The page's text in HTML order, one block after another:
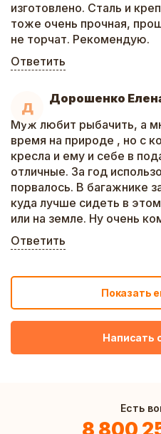
изготовлено. Сталь и
тоже очень прочная,
не торчат. Рекомендую.
Ответить
Д
Дорошенко
Муж любит рыбачить, а
время на природе , но с
кресла и ему и себе в
отличные. За год
порвалось. В багажнике
куда лучше сидеть в
или на земле. Ну очень
Ответить
Показать
Написать
Есть
8 800